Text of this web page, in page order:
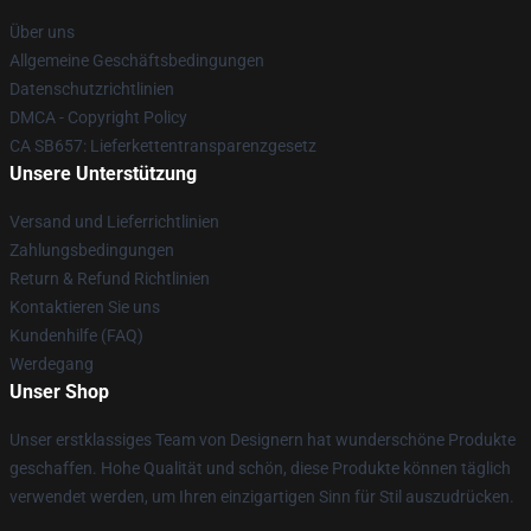
Über uns
Allgemeine Geschäftsbedingungen
Datenschutzrichtlinien
DMCA - Copyright Policy
CA SB657: Lieferkettentransparenzgesetz
Unsere Unterstützung
Versand und Lieferrichtlinien
Zahlungsbedingungen
Return & Refund Richtlinien
Kontaktieren Sie uns
Kundenhilfe (FAQ)
Werdegang
Unser Shop
Unser erstklassiges Team von Designern hat wunderschöne Produkte
geschaffen. Hohe Qualität und schön, diese Produkte können täglich
verwendet werden, um Ihren einzigartigen Sinn für Stil auszudrücken.